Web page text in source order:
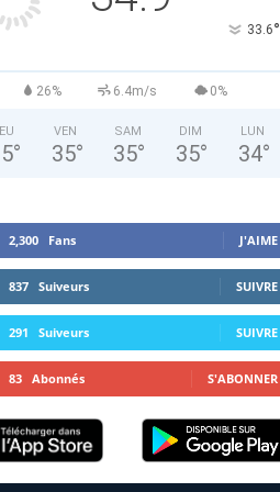
33.6°
26% 6.4m/s 0%
°
VEN
35°
SAM
35°
DIM
35°
LUN
34°
2,300 Fans J'AIME
837 Suiveurs SUIVRE
291 Suiveurs SUIVRE
83 Abonnés S'ABONNER